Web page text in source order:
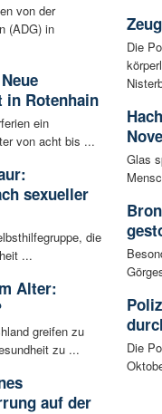
von der
(ADG) in
in Rotenhain
ein
von acht bis ...
sexueller
die
...
Alter:
greifen zu
zu ...
auf der
Die
Glas
Die